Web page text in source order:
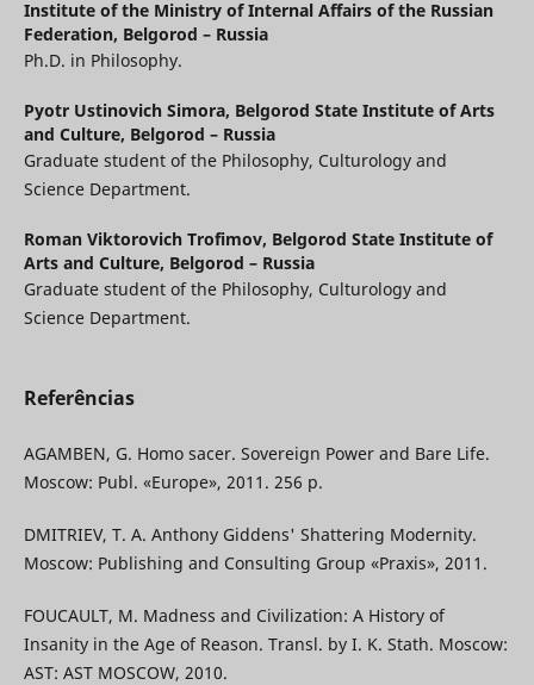
Institute of the Ministry of Internal Affairs of the Russian
Federation, Belgorod – Russia
Ph.D. in Philosophy.
Pyotr Ustinovich Simora, Belgorod State Institute of Arts
and Culture, Belgorod – Russia
Graduate student of the Philosophy, Culturology and
Science Department.
Roman Viktorovich Trofimov, Belgorod State Institute of
Arts and Culture, Belgorod – Russia
Graduate student of the Philosophy, Culturology and
Science Department.
Referências
AGAMBEN, G. Homo sacer. Sovereign Power and Bare Life.
Moscow: Publ. «Europe», 2011. 256 p.
DMITRIEV, T. A. Anthony Giddens' Shattering Modernity.
Moscow: Publishing and Consulting Group «Praxis», 2011.
FOUCAULT, M. Madness and Civilization: A History of
Insanity in the Age of Reason. Transl. by I. K. Stath. Moscow:
AST: AST MOSCOW, 2010.